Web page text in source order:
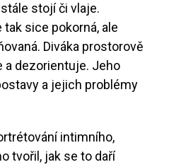
stojí či vlaje.
sice pokorná, ale
Diváka prostorově
a dezorientuje. Jeho
a jejich problémy
intimního,
tvořil, jak se to daří